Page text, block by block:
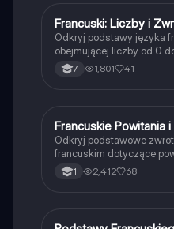
Język francuski
Francuski: Liczby i
Odkryj podstawy języka
obejmującej liczby od 0
podstawowe zwroty.
uczniów, którzy chcą
7 1,801 41
Język francuski
Francuskie Powitania
Odkryj podstawowe
francuskim dotyczące
jak się przedstawiać,
odpowiadać na te
1 2,412 68